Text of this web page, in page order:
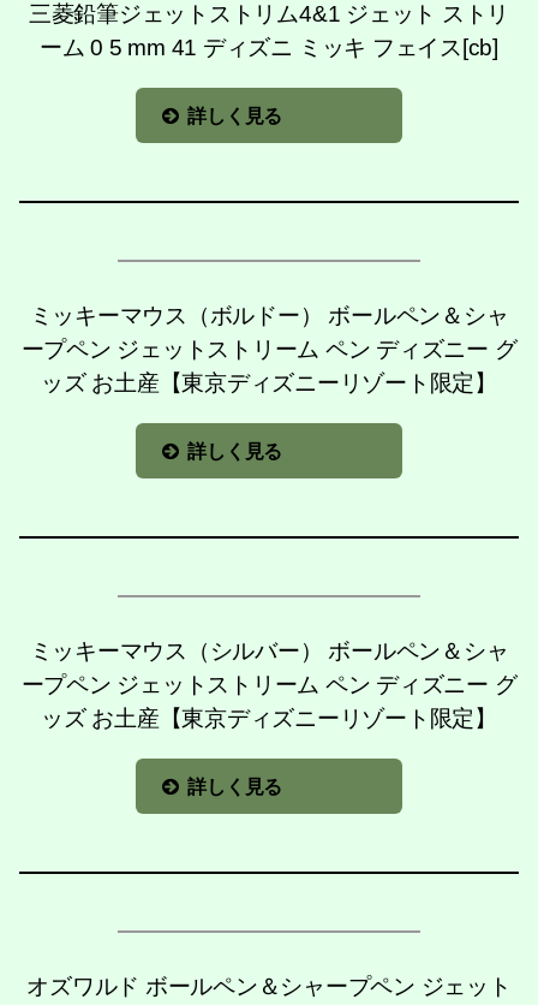
三菱鉛筆ジェットストリム4&1 ジェット ストリ
ーム 0 5 mm 41 ディズニ ミッキ フェイス[cb]
詳しく見る
ミッキーマウス（ボルドー） ボールペン＆シャ
ープペン ジェットストリーム ペン ディズニー グ
ッズ お土産【東京ディズニーリゾート限定】
詳しく見る
ミッキーマウス（シルバー） ボールペン＆シャ
ープペン ジェットストリーム ペン ディズニー グ
ッズ お土産【東京ディズニーリゾート限定】
詳しく見る
オズワルド ボールペン＆シャープペン ジェット